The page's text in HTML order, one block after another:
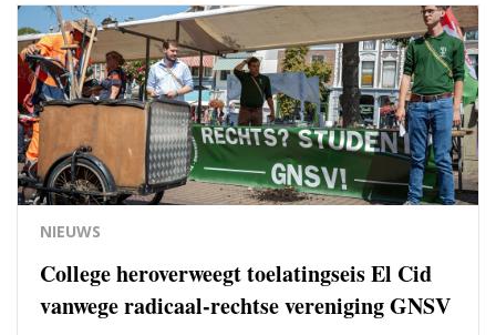
NIEUWS
College heroverweegt toelatingseis El Cid
vanwege radicaal-rechtse vereniging GNSV